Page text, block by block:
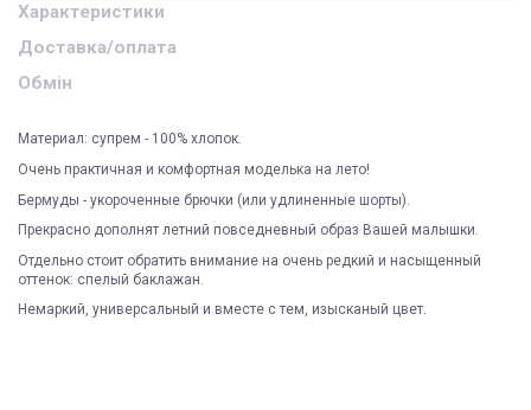
Характеристики
Доставка/оплата
Обмін
Материал: супрем - 100% хлопок.
Очень практичная и комфортная моделька на лето!
Бермуды - укороченные брючки (или удлиненные шорты).
Прекрасно дополнят летний повседневный образ Вашей малышки.
Отдельно стоит обратить внимание на очень редкий и насыщенный
оттенок: спелый баклажан.
Немаркий, универсальный и вместе с тем, изысканый цвет.